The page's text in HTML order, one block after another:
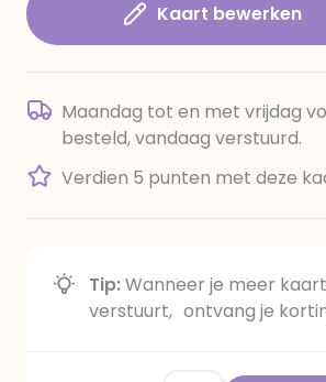
Kaart bewerken
Maandag tot en met vrijdag
besteld, vandaag verstuurd.
Verdien 5 punten met deze
Tip:Wanneer je meer
verstuurt, ontvang je